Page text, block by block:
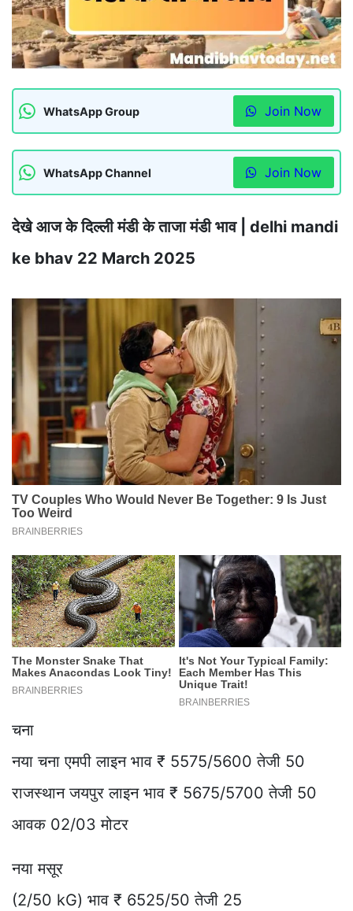
WhatsApp Group Join Now
WhatsApp Channel Join Now
देखे आज के दिल्ली मंडी के ताजा मंडी भाव | delhi mandi
ke bhav 22 March 2025
चना
नया चना एमपी लाइन भाव ₹ 5575/5600 तेजी 50
राजस्थान जयपुर लाइन भाव ₹ 5675/5700 तेजी 50
आवक 02/03 मोटर
नया मसूर
(2/50 kG) भाव ₹ 6525/50 तेजी 25